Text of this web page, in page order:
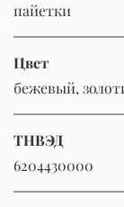
пайетки
Цвет
бежевый,
ТНВЭД
6204430000